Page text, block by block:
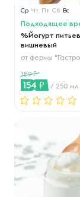
Ср Чт Пт Сб Вс
Подходящее
%Йогурт
вишневый
от фермы
189
154 / 250 мл